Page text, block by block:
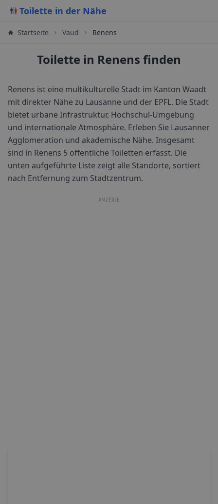
Toilette in der Nähe
Startseite Vaud Renens
Toilette in Renens finden
Renens ist eine multikulturelle Stadt im Kanton Waadt
mit direkter Nähe zu Lausanne und der EPFL. Die Stadt
bietet urbane Infrastruktur, Hochschul-Umgebung
und internationale Atmosphäre. Erleben Sie Lausanner
Agglomeration und akademische Nähe. Insgesamt
sind in Renens 5 öffentliche Toiletten erfasst. Die
unten aufgeführte Liste zeigt alle Standorte, sortiert
nach Entfernung zum Stadtzentrum.
ANZEIGE